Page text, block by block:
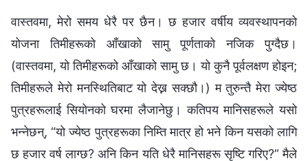
वास्तवमा, मेरो समय धेरै पर छैन। छ हजार वर्षीय व्यवस्थापनको
योजना तिमीहरूको आँखाको सामु पूर्णताको नजिक पुग्दैछ।
(वास्तवमा, यो तिमीहरूको आँखाको सामु छ। यो कुनै पूर्वलक्षण होइन;
तिमीहरूले मेरो मनस्थितिबाट यो देख्न सक्छौ।) म तुरुन्तै मेरा ज्येष्ठ
पुत्रहरूलाई सियोनको घरमा लैजानेछु। कतिपय मानिसहरूले यसो
भन्‍नेछन्, “यो ज्येष्ठ पुत्रहरूका निम्ति मात्र हो भने किन यसको लागि
छ हजार वर्ष लाग्छ? अनि किन यति धेरै मानिसहरू सृष्टि गरिए?” मैले